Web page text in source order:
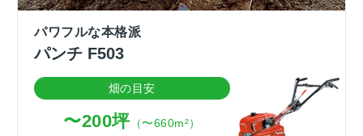
パワフルな本格派
パンチ F503
畑の目安
〜200坪（〜660m²）